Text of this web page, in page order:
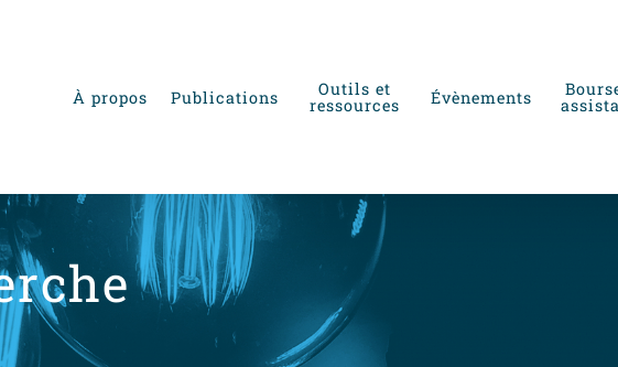
À propos Publications Outils et
ressources Évènements